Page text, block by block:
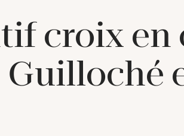
croix en
Guilloché